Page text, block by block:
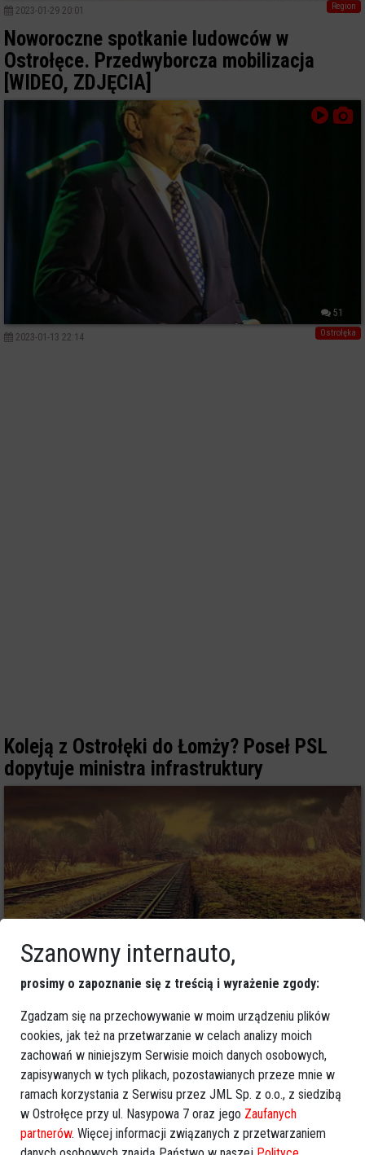
Region
2023-01-29 20:01
Noworoczne spotkanie ludowców w
Ostrołęce. Przedwyborcza mobilizacja
[WIDEO, ZDJĘCIA]
51
Ostrołęka
2023-01-13 22:14
Koleją z Ostrołęki do Łomży? Poseł PSL
dopytuje ministra infrastruktury
Ostrołęka
2021-12-15 11:24
Kongres PSL. Minuta ciszy. Wspomniano
śp. Mariana Krupińskiego
Szanowny internauto,
prosimy o zapoznanie się z treścią i wyrażenie zgody:
Zgadzam się na przechowywanie w moim urządzeniu plików
cookies, jak też na przetwarzanie w celach analizy moich
zachowań w niniejszym Serwisie moich danych osobowych,
zapisywanych w tych plikach, pozostawianych przeze mnie w
ramach korzystania z Serwisu przez JML Sp. z o.o., z siedzibą
w Ostrołęce przy ul. Nasypowa 7 oraz jego Zaufanych
partnerów. Więcej informacji związanych z przetwarzaniem